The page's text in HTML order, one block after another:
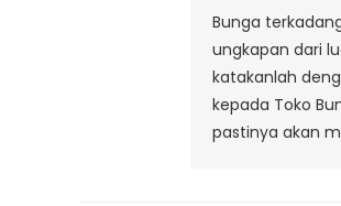
Bunga
ungkapan dari
katakanlah
kepada Toko
pastinya akan